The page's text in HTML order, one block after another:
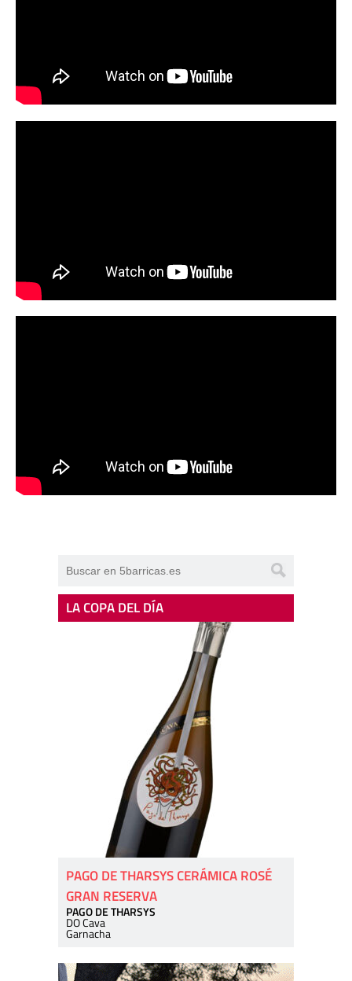
LA COPA DEL DÍA
PAGO DE THARSYS CERÁMICA ROSÉ
GRAN RESERVA
PAGO DE THARSYS
DO Cava
Garnacha